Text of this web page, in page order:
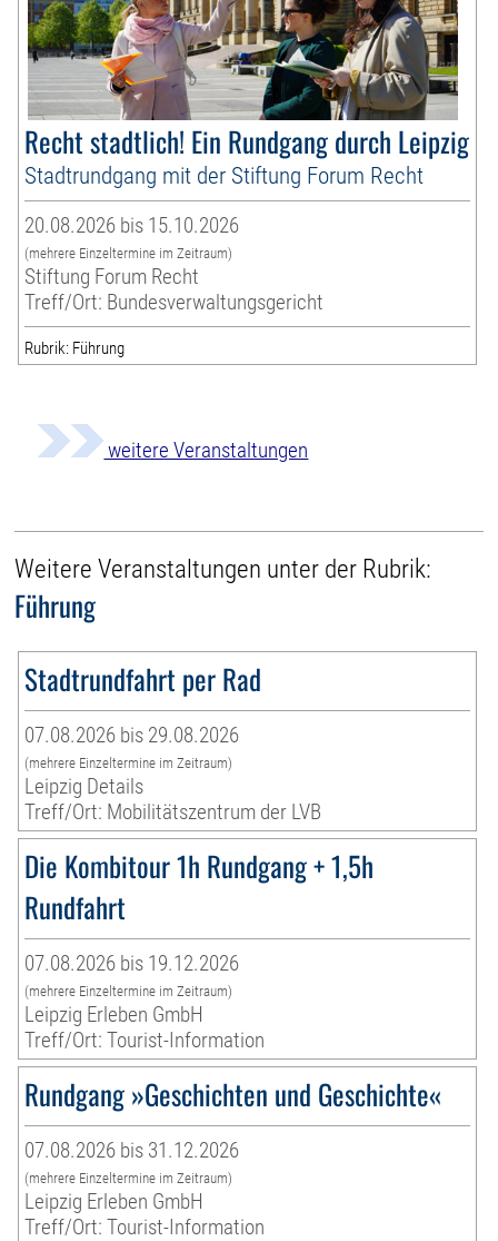
Recht stadtlich! Ein Rundgang durch Leipzig
Stadtrundgang mit der Stiftung Forum Recht
20.08.2026 bis 15.10.2026
(mehrere Einzeltermine im Zeitraum)
Stiftung Forum Recht
Treff/Ort: Bundesverwaltungsgericht
Rubrik: Führung
weitere Veranstaltungen
Weitere Veranstaltungen unter der Rubrik:
Führung
Stadtrundfahrt per Rad
07.08.2026 bis 29.08.2026
(mehrere Einzeltermine im Zeitraum)
Leipzig Details
Treff/Ort: Mobilitätszentrum der LVB
Die Kombitour 1h Rundgang + 1,5h
Rundfahrt
07.08.2026 bis 19.12.2026
(mehrere Einzeltermine im Zeitraum)
Leipzig Erleben GmbH
Treff/Ort: Tourist-Information
Rundgang »Geschichten und Geschichte«
07.08.2026 bis 31.12.2026
(mehrere Einzeltermine im Zeitraum)
Leipzig Erleben GmbH
Treff/Ort: Tourist-Information